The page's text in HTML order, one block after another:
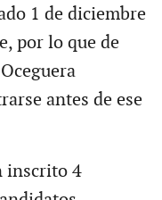
1 de diciembre
por lo que de
antes de ese
inscrito 4